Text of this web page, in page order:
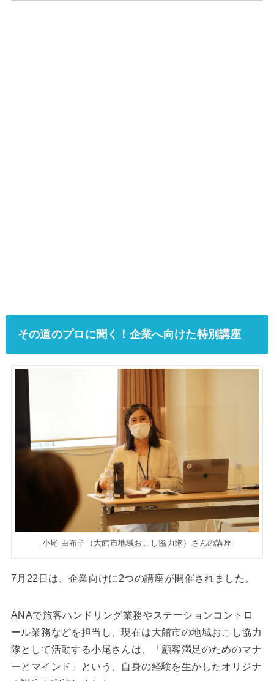
その道のプロに聞く！企業へ向けた特別講座
小尾 由布子（大館市地域おこし協力隊）さんの講座
7月22日は、企業向けに2つの講座が開催されました。
ANAで旅客ハンドリング業務やステーションコントロ
ール業務などを担当し、現在は大館市の地域おこし協力
隊として活動する小尾さんは、「顧客満足のためのマナ
ーとマインド」という、自身の経験を生かしたオリジナ